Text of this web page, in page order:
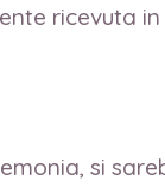
ricevuta
si